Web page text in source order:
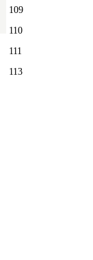
109
110
111
113